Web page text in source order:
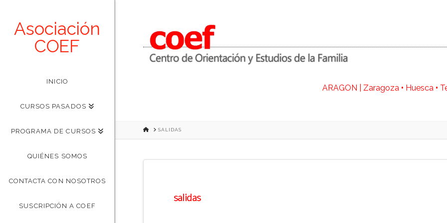
ARAGON | Zaragoza • Huesca •
Asociación
COEF
INICIO
CURSOS PASADOS
PROGRAMA DE CURSOS
QUIÉNES SOMOS
CONTACTA CON NOSOTROS
SUSCRIPCIÓN A COEF
HOMESALIDAS
salidas